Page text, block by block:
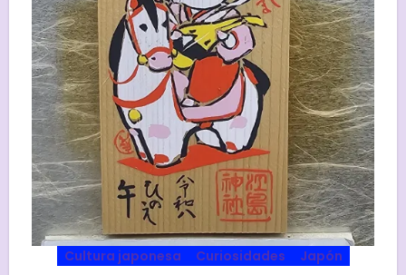
Cultura japonesa Curiosidades Japón